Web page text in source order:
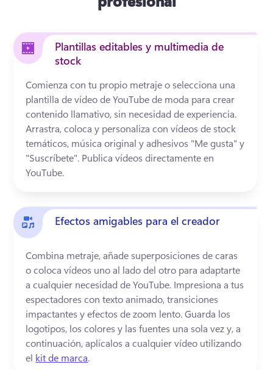
Plantillas editables y multimedia de
stock
Comienza con tu propio metraje o selecciona una
plantilla de vídeo de YouTube de moda para crear
Arrastra, coloca y personaliza con vídeos de stock
temáticos, música original y adhesivos "Me gusta" y
"Suscríbete". Publica vídeos directamente en
YouTube.
Efectos amigables para el creador
Combina metraje, añade superposiciones de caras
o coloca vídeos uno al lado del otro para adaptarte
a cualquier necesidad de YouTube. Impresiona a tus
espectadores con texto animado, transiciones
impactantes y efectos de zoom lento. Guarda los
logotipos, los colores y las fuentes una sola vez y, a
continuación, aplícalos a cualquier vídeo utilizando
el kit de marca.